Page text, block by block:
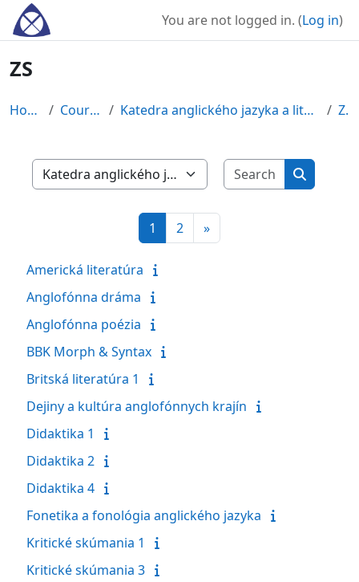
Skip to main content
You are not logged in. (Log in)
ZS
Home Courses Katedra anglického jazyka a literatúry ZS
Course categories
Search
Search
1 Page 1
2 Page 2
»Next page
Americká literatúra
Anglofónna dráma
Anglofónna poézia
BBK Morph & Syntax
Britská literatúra 1
Dejiny a kultúra anglofónnych krajín
Didaktika 1
Didaktika 2
Didaktika 4
Fonetika a fonológia anglického jazyka
Kritické skúmania 1
Kritické skúmania 3